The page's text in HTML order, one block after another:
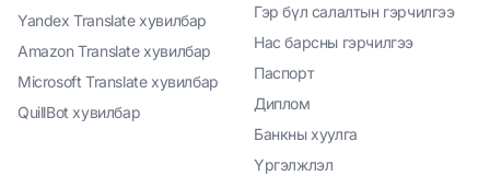
Yandex Translate хувилбар
Amazon Translate хувилбар
Microsoft Translate хувилбар
QuillBot хувилбар
Гэр бүл салалтын гэрчилгээ
Нас барсны гэрчилгээ
Паспорт
Диплом
Банкны хуулга
Үргэлжлэл